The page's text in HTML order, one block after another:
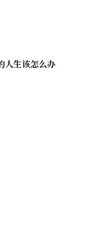
人生该怎么办